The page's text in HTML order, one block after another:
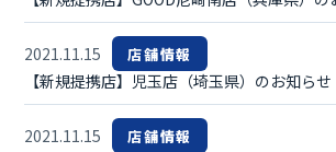
2021.11.15 店舗情報
【新規提携店】児玉店（埼玉県）のお知らせ
2021.11.15 店舗情報